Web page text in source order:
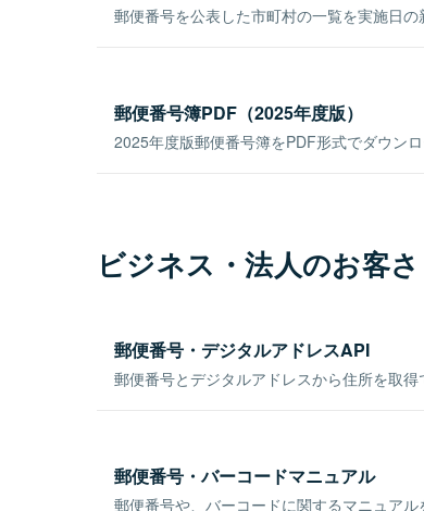
郵便番号を公表した市町村の一覧を実施日の
郵便番号簿PDF（2025年度版）
2025年度版郵便番号簿をPDF形式でダウンロ
ビジネス・法人のお客
郵便番号・デジタルアドレスAPI
郵便番号とデジタルアドレスから住所を取得
郵便番号・バーコードマニュアル
郵便番号や、バーコードに関するマニュアル